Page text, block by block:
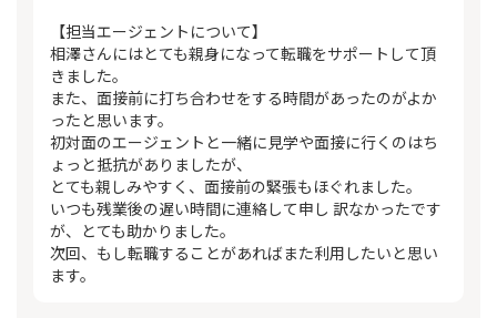
【担当エージェントについて】
相澤さんにはとても親身になって転職をサポートして頂
きました。
また、面接前に打ち合わせをする時間があったのがよか
ったと思います。
初対面のエージェントと一緒に見学や面接に行くのはち
ょっと抵抗がありましたが、
とても親しみやすく、面接前の緊張もほぐれました。
いつも残業後の遅い時間に連絡して申し 訳なかったです
が、とても助かりました。
次回、もし転職することがあればまた利用したいと思い
ます。